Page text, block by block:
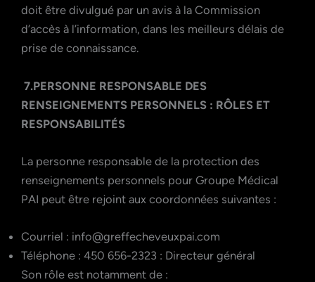
doit être divulgué par un avis à la Commission
d’accès à l’information, dans les meilleurs délais de
prise de connaissance.
7.PERSONNE RESPONSABLE DES
RENSEIGNEMENTS PERSONNELS : RÔLES ET
RESPONSABILITÉS
La personne responsable de la protection des
renseignements personnels pour Groupe Médical
PAI peut être rejoint aux coordonnées suivantes :
Courriel : info@greffecheveuxpai.com
Téléphone : 450 656-2323 : Directeur général
Son rôle est notamment de :